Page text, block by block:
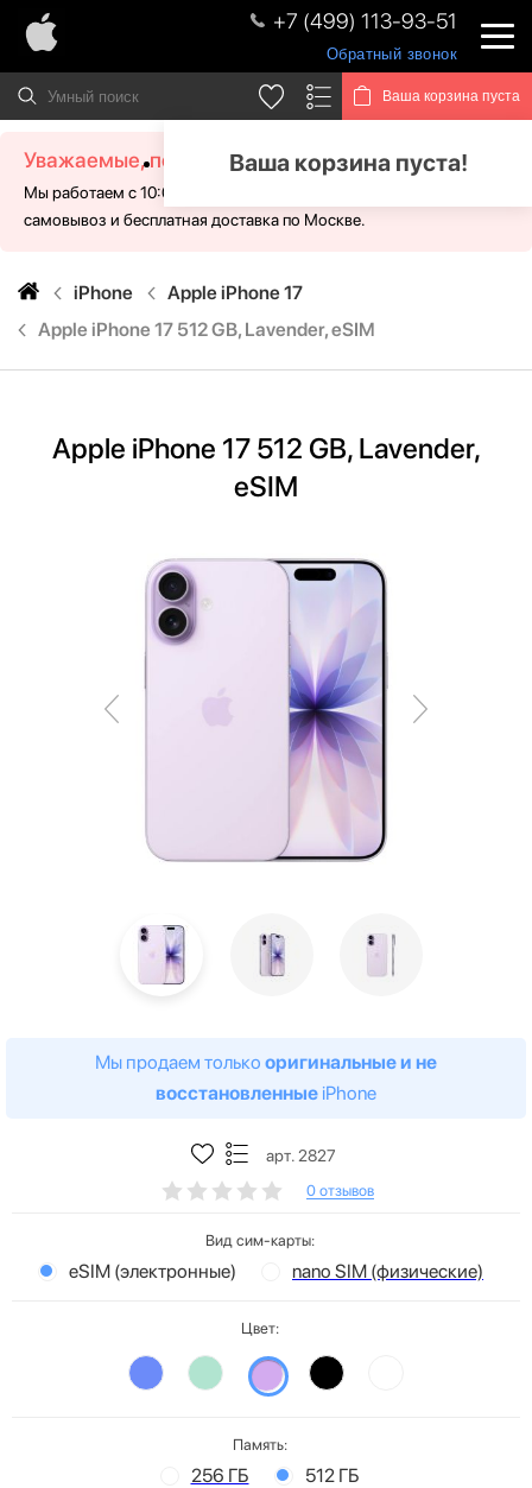
+7 (499) 113-93-51
Обратный звонок
Ваша корзина пуста
Ваша корзина пуста!
Уважаемые, посетители!
Мы работаем с 10:00 - 21:00 без выходных. Для Вас доступен
самовывоз и бесплатная доставка по Москве.
iPhone
Apple iPhone 17
Apple iPhone 17 512 GB, Lavender, eSIM
Apple iPhone 17 512 GB, Lavender,
eSIM
Мы продаем только оригинальные и не
восстановленные iPhone
арт. 2827
0 отзывов
Вид сим-карты:
eSIM (электронные) nano SIM (физические)
Цвет:
Память:
256 ГБ 512 ГБ